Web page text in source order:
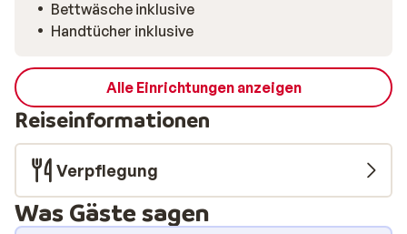
schönen Skitag.
Bettwäsche inklusive
Handtücher inklusive
Alle Einrichtungen anzeigen
Reiseinformationen
Verpflegung
Was Gäste sagen